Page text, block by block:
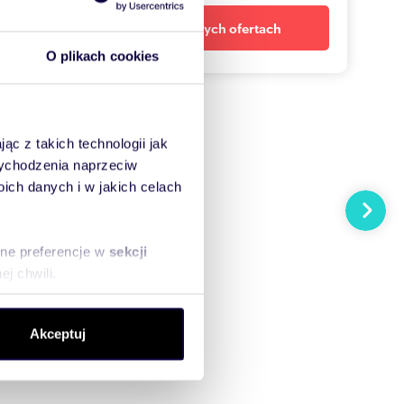
O plikach cookies
z takich technologii jak
naprzeciw
danych i w jakich celach
preferencje w sekcji
chwili.
społecznościowym,
od Ciebie lub
Akceptuj
Powiadom o nowych ofertach